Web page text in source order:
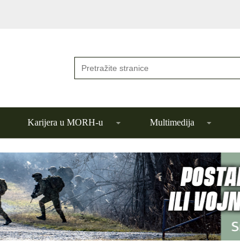
Karijera u MORH-u Multimedija